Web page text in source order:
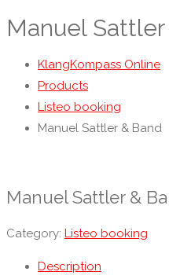
Manuel Sattler
KlangKompass Online
Products
Listeo booking
Manuel Sattler & Band
Manuel Sattler &
Category: Listeo booking
Description